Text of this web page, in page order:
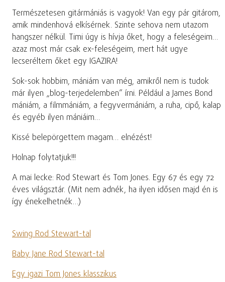
Természetesen gitármániás is vagyok! Van egy pár gitárom,
amik mindenhová elkísérnek. Szinte sehova nem utazom
hangszer nélkül. Timi úgy is hívja őket, hogy a feleségeim…
azaz most már csak ex-feleségeim, mert hát ugye
lecseréltem őket egy IGAZIRA!
Sok-sok hobbim, mániám van még, amikről nem is tudok
már ilyen „blog-terjedelemben” írni. Például a James Bond
mániám, a filmmániám, a fegyvermániám, a ruha, cipő, kalap
és egyéb ilyen mániáim…
Kissé belepörgettem magam… elnézést!
Holnap folytatjuk!!!
A mai lecke: Rod Stewart és Tom Jones. Egy 67 és egy 72
éves világsztár. (Mit nem adnék, ha ilyen idősen majd én is
így énekelhetnék…)
Swing Rod Stewart-tal
Baby Jane Rod Stewart-tal
Egy igazi Tom Jones klasszikus